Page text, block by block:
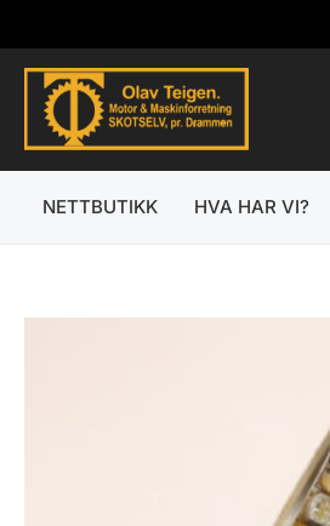
rett
innholdet
NETTBUTIKK HVA HAR VI?